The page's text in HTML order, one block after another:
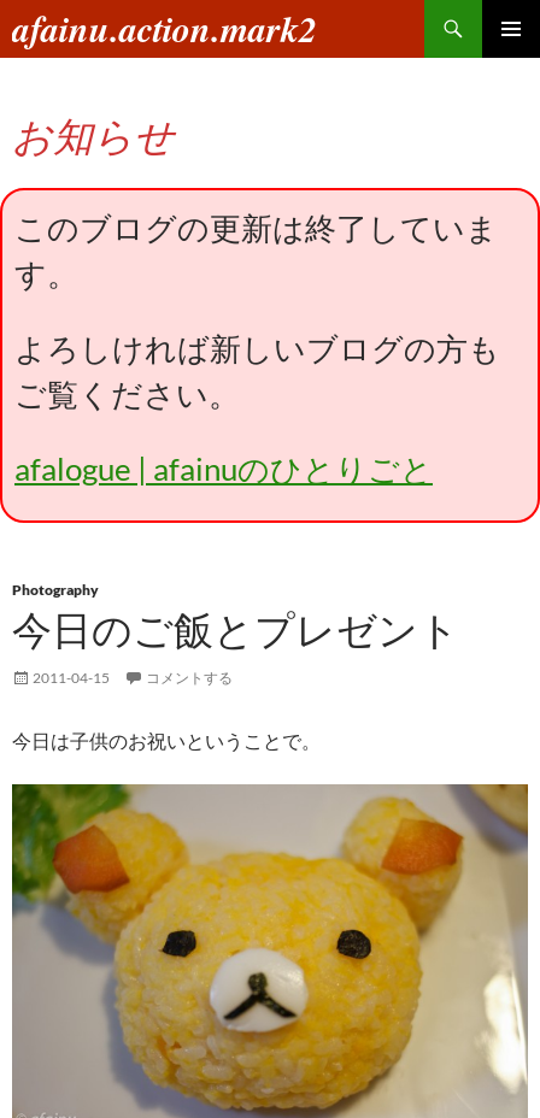
ン
へ
ス
キ
プ
afainu.action.mark2
索
お知らせ
このブログの更新は終了していま
す。
よろしければ新しいブログの方も
ご覧ください。
afalogue | afainuのひとりごと
Photography
今日のご飯とプレゼント
2011-04-15 コメントする
今日は子供のお祝いということで。